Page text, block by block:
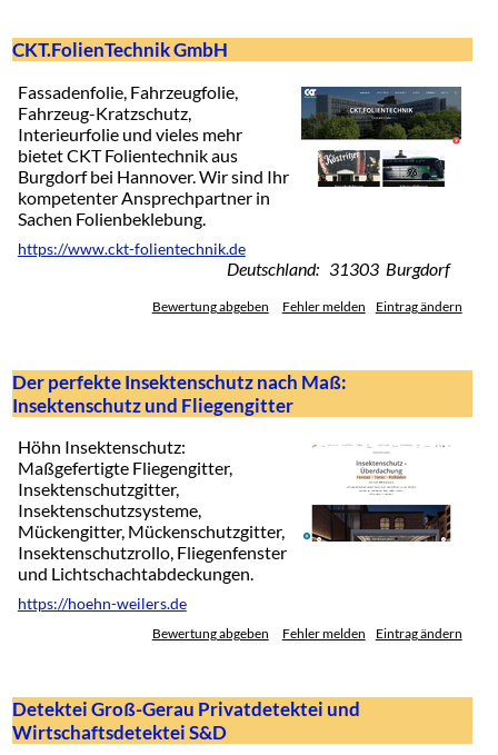
CKT.FolienTechnik GmbH
Fassadenfolie, Fahrzeugfolie,
Fahrzeug-Kratzschutz,
Interieurfolie und vieles mehr
bietet CKT Folientechnik aus
Burgdorf bei Hannover. Wir sind Ihr
kompetenter Ansprechpartner in
Sachen Folienbeklebung.
https://www.ckt-folientechnik.de
Deutschland: 31303 Burgdorf
Bewertung abgeben Fehler melden Eintrag ändern
Der perfekte Insektenschutz nach Maß:
Insektenschutz und Fliegengitter
Höhn Insektenschutz:
Maßgefertigte Fliegengitter,
Insektenschutzgitter,
Insektenschutzsysteme,
Mückengitter, Mückenschutzgitter,
Insektenschutzrollo, Fliegenfenster
und Lichtschachtabdeckungen.
https://hoehn-weilers.de
Bewertung abgeben Fehler melden Eintrag ändern
Detektei Groß-Gerau Privatdetektei und
Wirtschaftsdetektei S&D